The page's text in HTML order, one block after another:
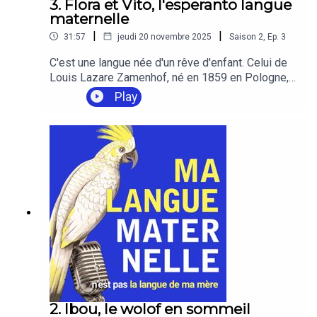
3. Flora et Vito, l'esperanto langue
maternelle
31:57 | jeudi 20 novembre 2025 | Saison 2 Ep. 3
C'est une langue née d'un rêve d'enfant. Celui de
Louis Lazare Zamenhof, né en 1859 en Pologne,
qui invente dès l'adolescence une "langue pont »,
pour une meilleure compréhension entre les
humaniste, l’esperanto se développe au 20e
siècle pour devenir une langue vivante, pratiquée
encore aujourd’hui.Flora et Vito font partie d'une
fratrie "denaska", ce qui signifie "de naissance".
De parents engagés dans le mouvement
espérantiste, ils ont grandi avec cette langue.
Mais quelle place l'esperanto a-t-il aujourd'hui
dans leur vie ?
Play
2. Ibou, le wolof en sommeil